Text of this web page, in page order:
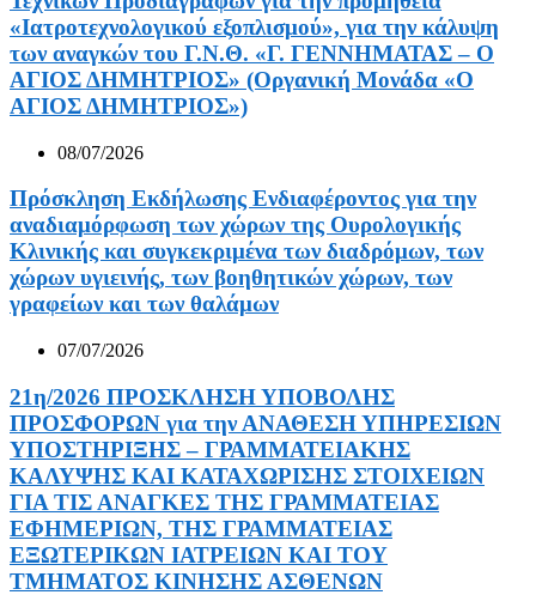
«Ιατροτεχνολογικού εξοπλισμού», για την κάλυψη
των αναγκών του Γ.Ν.Θ. «Γ. ΓΕΝΝΗΜΑΤΑΣ – Ο
ΑΓΙΟΣ ΔΗΜΗΤΡΙΟΣ» (Οργανική Μονάδα «Ο
ΑΓΙΟΣ ΔΗΜΗΤΡΙΟΣ»)
08/07/2026
Πρόσκληση Εκδήλωσης Ενδιαφέροντος για την
αναδιαμόρφωση των χώρων της Ουρολογικής
Κλινικής και συγκεκριμένα των διαδρόμων, των
χώρων υγιεινής, των βοηθητικών χώρων, των
γραφείων και των θαλάμων
07/07/2026
21η/2026 ΠΡΟΣΚΛΗΣΗ ΥΠΟΒΟΛΗΣ
ΠΡΟΣΦΟΡΩΝ για την ΑΝΑΘΕΣΗ ΥΠΗΡΕΣΙΩΝ
ΥΠΟΣΤΗΡΙΞΗΣ – ΓΡΑΜΜΑΤΕΙΑΚΗΣ
ΚΑΛΥΨΗΣ ΚΑΙ ΚΑΤΑΧΩΡΙΣΗΣ ΣΤΟΙΧΕΙΩΝ
ΓΙΑ ΤΙΣ ΑΝΑΓΚΕΣ ΤΗΣ ΓΡΑΜΜΑΤΕΙΑΣ
ΕΦΗΜΕΡΙΩΝ, ΤΗΣ ΓΡΑΜΜΑΤΕΙΑΣ
ΕΞΩΤΕΡΙΚΩΝ ΙΑΤΡΕΙΩΝ ΚΑΙ ΤΟΥ
ΤΜΗΜΑΤΟΣ ΚΙΝΗΣΗΣ ΑΣΘΕΝΩΝ